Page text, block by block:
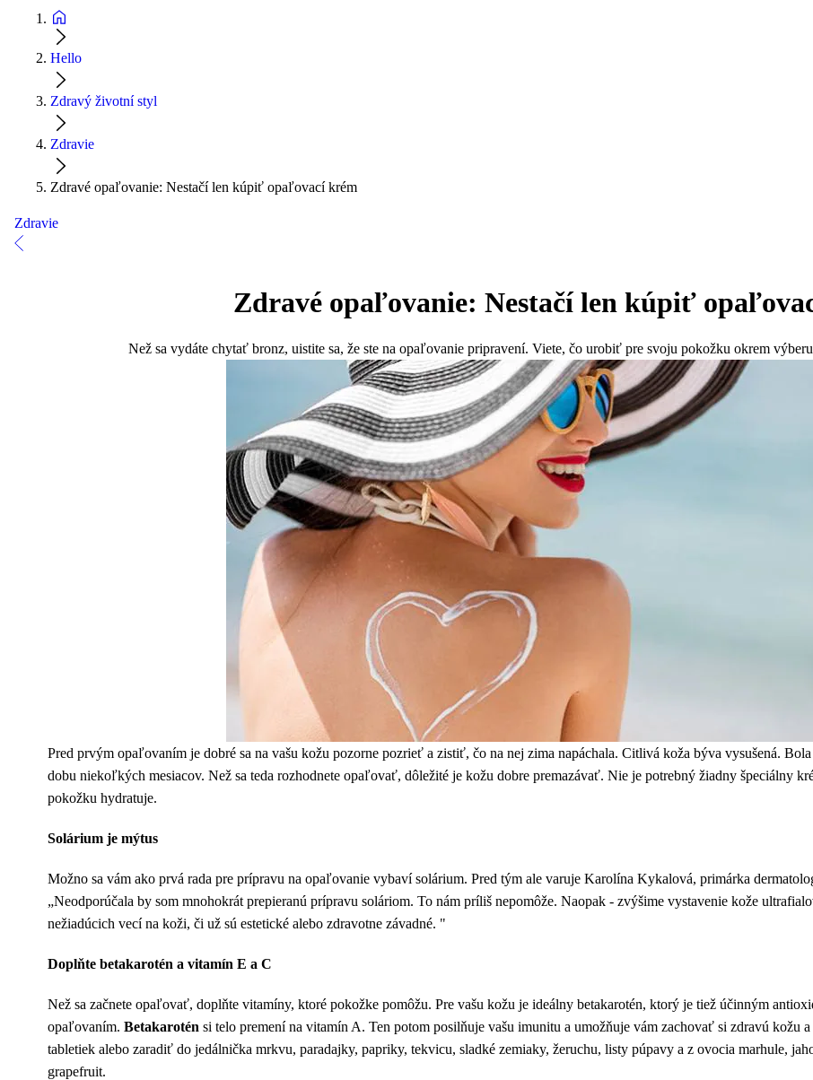
Hello
Zdravý životní styl
Zdravie
Zdravé opaľovanie: Nestačí len kúpiť opaľovací krém
Zdravie
Zdravé opaľovanie: Nestačí len kúpiť
Než sa vydáte chytať bronz, uistite sa, že ste na opaľovanie pripravení. Viete, čo urobiť pre svoju pokožku okrem
Pred prvým opaľovaním je dobré sa na vašu kožu pozorne pozrieť a zistiť, čo na nej zima napáchala. Citlivá koža býva vysušená.
dobu niekoľkých mesiacov. Než sa teda rozhodnete opaľovať, dôležité je kožu dobre premazávať. Nie je potrebný žiadny špeciálny
pokožku hydratuje.
Solárium je mýtus
Možno sa vám ako prvá rada pre prípravu na opaľovanie vybaví solárium. Pred tým ale varuje Karolína Kykalová, primárka
„Neodporúčala by som mnohokrát prepieranú prípravu soláriom. To nám príliš nepomôže. Naopak - zvýšime vystavenie kože
nežiadúcich vecí na koži, či už sú estetické alebo zdravotne závadné. "
Doplňte betakarotén a vitamín E a C
Než sa začnete opaľovať, doplňte vitamíny, ktoré pokožke pomôžu. Pre vašu kožu je ideálny betakarotén, ktorý je tiež účinným
opaľovaním. Betakarotén si telo premení na vitamín A. Ten potom posilňuje vašu imunitu a umožňuje vám zachovať si zdravú kožu
tabletiek alebo zaradiť do jedálnička mrkvu, paradajky, papriky, tekvicu, sladké zemiaky, žeruchu, listy púpavy a z ovocia marhule,
grapefruit.